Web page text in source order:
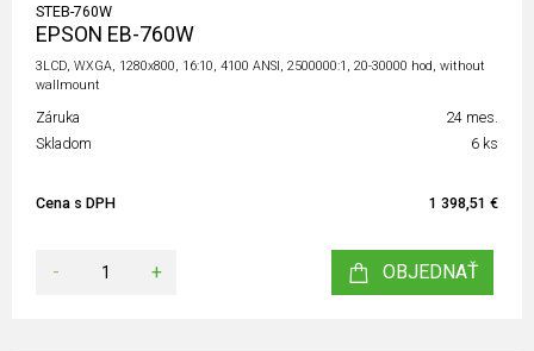
STEB-760W
EPSON EB-760W
3LCD, WXGA, 1280x800, 16:10, 4100 ANSI, 2500000:1, 20-30000 hod, without
wallmount
Záruka
24 mes.
Skladom
6 ks
Cena s DPH 1 398,51 €
- + OBJEDNAŤ